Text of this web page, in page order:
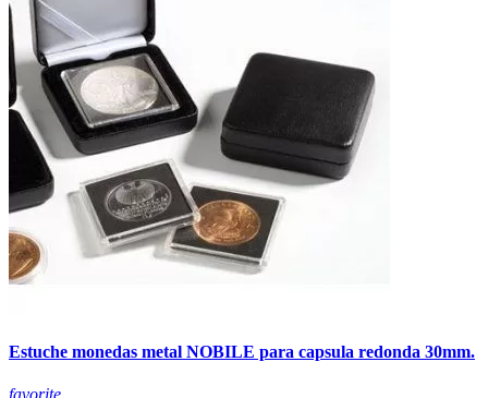
Estuche monedas metal NOBILE para capsula redonda 30mm.
favorite